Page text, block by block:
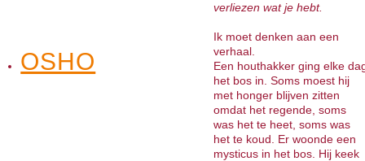
OSHOOSHO MEDITATIE
verliezen wat je hebt.
Ik moet denken aan een
verhaal.
Een houthakker ging elke
het bos in. Soms moest hij
met honger blijven zitten
omdat het regende, soms
was het te heet, soms was
het te koud. Er woonde een
mysticus in het bos. Hij keek